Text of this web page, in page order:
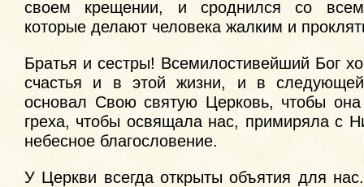
своем крещении, и сроднился со
которые делают человека жалким и
Братья и сестры! Всемилостивейший Бог
счастья и в этой жизни, и в
основал Свою святую Церковь, чтобы
греха, чтобы освящала нас, примиряла с
небесное благословение.
У Церкви всегда открыты объятия для